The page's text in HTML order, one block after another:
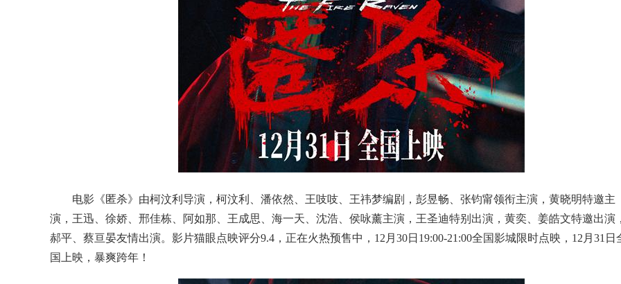
电影《匿杀》由柯汶利导演，柯汶利、潘依然、王吱吱、王祎梦编剧，彭昱畅、张钧甯领衔主演，黄晓明特邀主
演，王迅、徐娇、邢佳栋、阿如那、王成思、海一天、沈浩、侯咏薰主演，王圣迪特别出演，黄奕、姜皓文特邀出演，
郝平、蔡亘晏友情出演。影片猫眼点映评分9.4，正在火热预售中，12月30日19:00-21:00全国影城限时点映，12月31日
国上映，暴爽跨年！